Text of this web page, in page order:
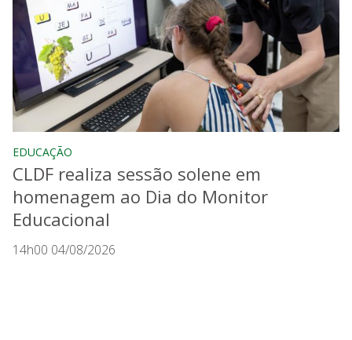
EDUCAÇÃO
CLDF realiza sessão solene em
homenagem ao Dia do Monitor
Educacional
14h00 04/08/2026